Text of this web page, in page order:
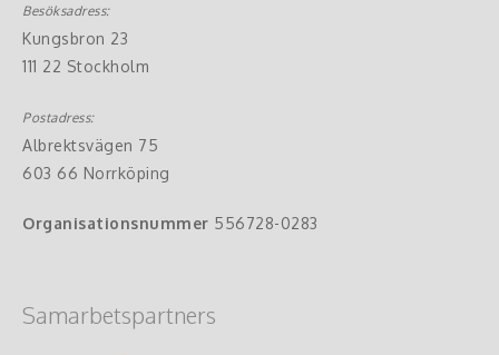
Besöksadress:
Kungsbron 23
111 22 Stockholm
Postadress:
Albrektsvägen 75
603 66 Norrköping
Organisationsnummer 556728-0283
Samarbetspartners